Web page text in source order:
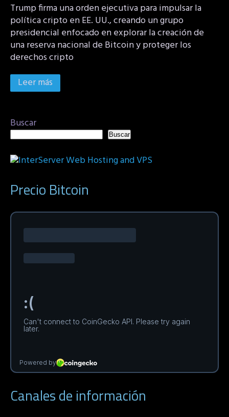
Trump firma una orden ejecutiva para impulsar la
política cripto en EE. UU., creando un grupo
presidencial enfocado en explorar la creación de
una reserva nacional de Bitcoin y proteger los
derechos cripto
Leer más
Buscar
Buscar
Precio Bitcoin
Canales de información